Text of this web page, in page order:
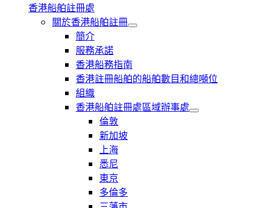
香港船舶註冊處
關於香港船舶註冊
簡介
服務承諾
香港船務指南
香港註冊船舶的船舶數目和總噸位
組織
香港船舶註冊處區域辦事處
倫敦
新加坡
上海
悉尼
東京
多倫多